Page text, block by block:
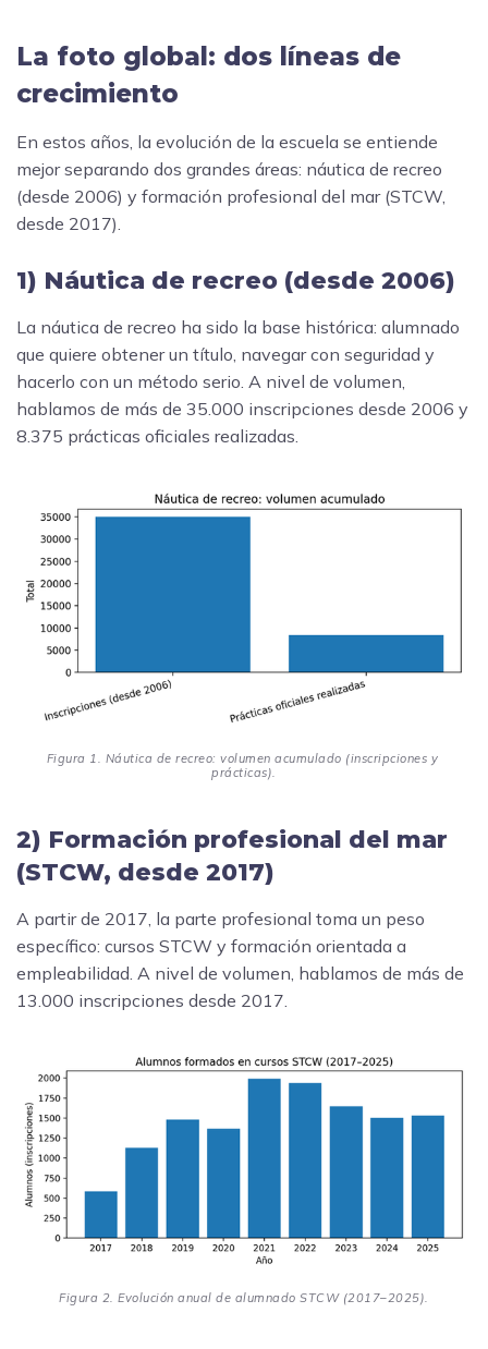
La foto global: dos líneas de
crecimiento
En estos años, la evolución de la escuela se entiende
mejor separando dos grandes áreas: náutica de recreo
(desde 2006) y formación profesional del mar (STCW,
desde 2017).
1) Náutica de recreo (desde 2006)
La náutica de recreo ha sido la base histórica: alumnado
que quiere obtener un título, navegar con seguridad y
hacerlo con un método serio. A nivel de volumen,
hablamos de más de 35.000 inscripciones desde 2006 y
8.375 prácticas oficiales realizadas.
Figura 1. Náutica de recreo: volumen acumulado (inscripciones y
prácticas).
2) Formación profesional del mar
(STCW, desde 2017)
A partir de 2017, la parte profesional toma un peso
específico: cursos STCW y formación orientada a
empleabilidad. A nivel de volumen, hablamos de más de
13.000 inscripciones desde 2017.
Figura 2. Evolución anual de alumnado STCW (2017–2025).